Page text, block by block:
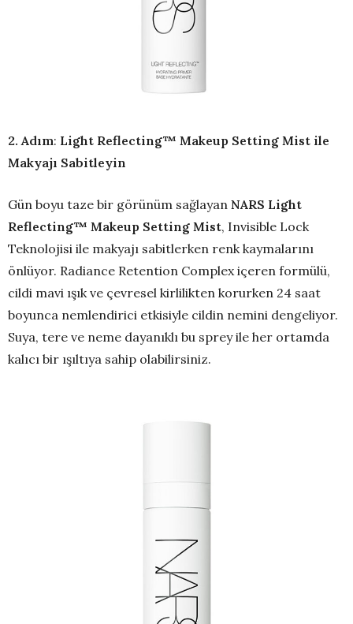
2. Adım: Light Reflecting™ Makeup Setting Mist ile
Makyajı Sabitleyin
Gün boyu taze bir görünüm sağlayan NARS Light
Reflecting™ Makeup Setting Mist, Invisible Lock
Teknolojisi ile makyajı sabitlerken renk kaymalarını
önlüyor. Radiance Retention Complex içeren formülü,
cildi mavi ışık ve çevresel kirlilikten korurken 24 saat
boyunca nemlendirici etkisiyle cildin nemini dengeliyor.
Suya, tere ve neme dayanıklı bu sprey ile her ortamda
kalıcı bir ışıltıya sahip olabilirsiniz.